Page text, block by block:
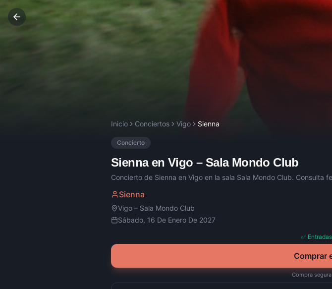
Inicio Conciertos Vigo Sienna
Concierto
SiennaenVigo – Sala Mondo Club
Concierto de Sienna en Vigo en la sala Sala Mondo Club. Consulta
Sienna
Vigo – Sala Mondo Club
Sábado, 16 De Enero De 2027
✅
Comprar
Compra